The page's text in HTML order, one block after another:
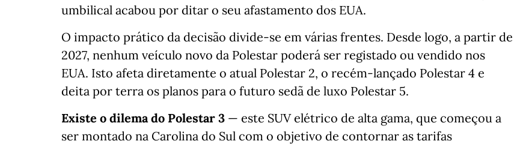
umbilical acabou por ditar o seu afastamento dos EUA.
O impacto prático da decisão divide-se em várias frentes. Desde logo, a partir de
2027, nenhum veículo novo da Polestar poderá ser registado ou vendido nos
EUA. Isto afeta diretamente o atual Polestar 2, o recém-lançado Polestar 4 e
deita por terra os planos para o futuro sedã de luxo Polestar 5.
Existe o dilema do Polestar 3 — este SUV elétrico de alta gama, que começou a
ser montado na Carolina do Sul com o objetivo de contornar as tarifas